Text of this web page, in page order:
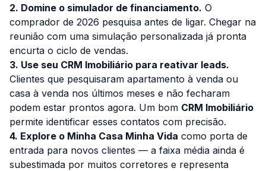
2. Domine o simulador de financiamento. O
comprador de 2026 pesquisa antes de ligar. Chegar na
reunião com uma simulação personalizada já pronta
encurta o ciclo de vendas.
3. Use seu CRM Imobiliário para reativar leads.
Clientes que pesquisaram apartamento à venda ou
casa à venda nos últimos meses e não fecharam
podem estar prontos agora. Um bom CRM Imobiliário
permite identificar esses contatos com precisão.
4. Explore o Minha Casa Minha Vida como porta de
entrada para novos clientes — a faixa média ainda é
subestimada por muitos corretores e representa